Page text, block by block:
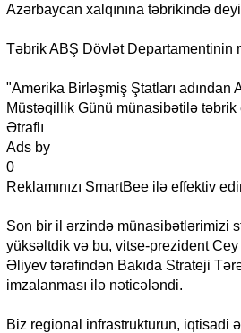
Azərbaycan xalqınına təbrikində
Təbrik ABŞ Dövlət Departamentinin
"Amerika Birləşmiş Ştatları adından
Müstəqillik Günü münasibətilə təbrik
Ətraflı
Ads by
0
Reklamınızı SmartBee ilə effektiv
Son bir il ərzində münasibətlərimizi
yüksəltdik və bu, vitse-prezident
Əliyev tərəfindən Bakıda Strateji
imzalanması ilə nəticələndi.
Biz regional infrastrukturun, iqtisadi